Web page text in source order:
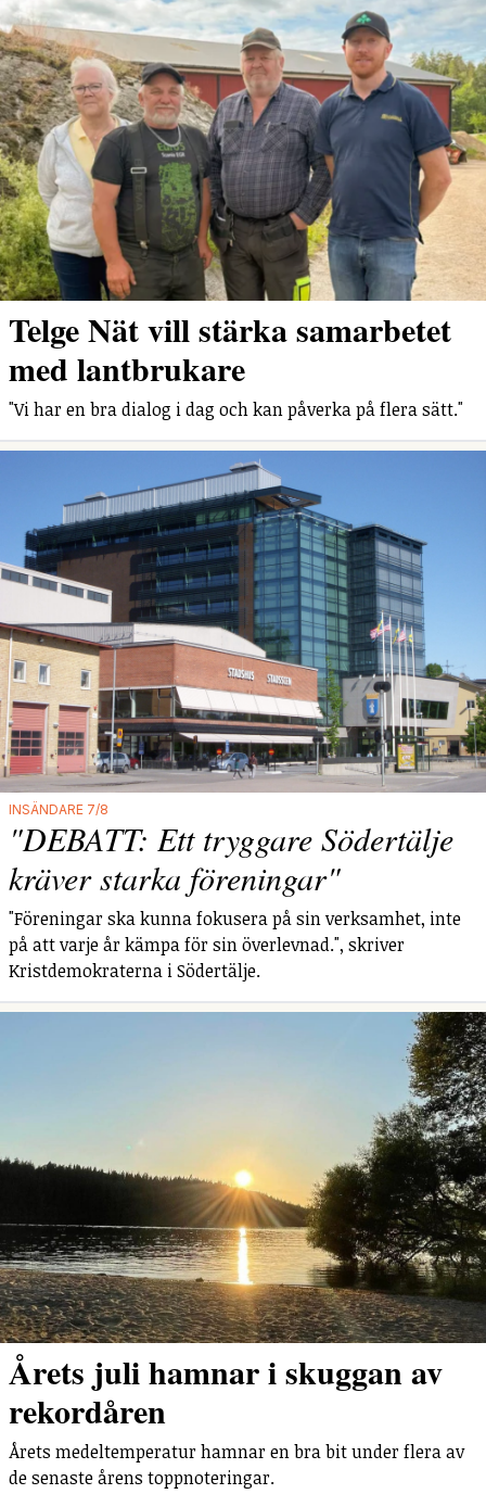
Telge Nät vill stärka samarbetet
med lantbrukare
"Vi har en bra dialog i dag och kan påverka på flera sätt."
INSÄNDARE 7/8
"DEBATT: Ett tryggare Södertälje
kräver starka föreningar"
"Föreningar ska kunna fokusera på sin verksamhet, inte
på att varje år kämpa för sin överlevnad.", skriver
Kristdemokraterna i Södertälje.
Årets juli hamnar i skuggan av
rekordåren
Årets medeltemperatur hamnar en bra bit under flera av
de senaste årens toppnoteringar.